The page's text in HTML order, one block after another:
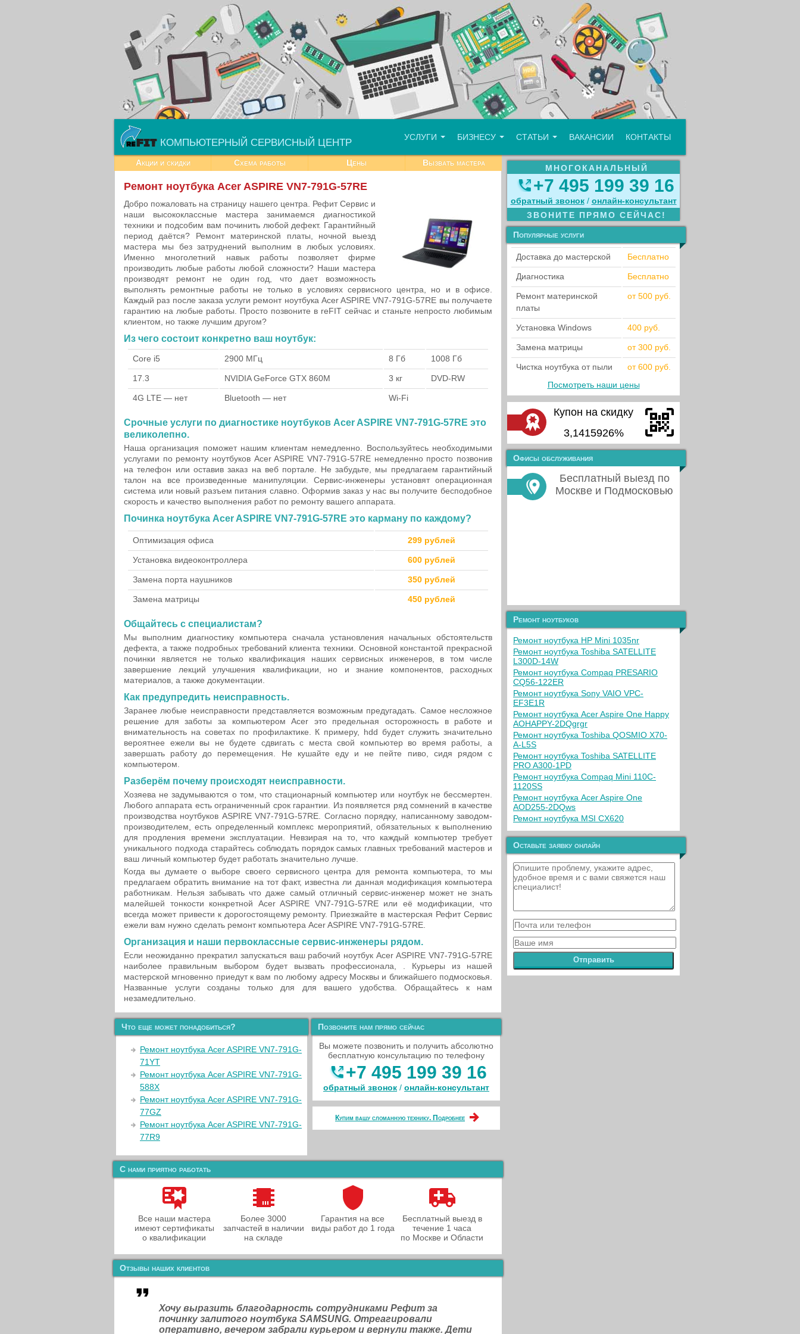
КОМПЬЮТЕРНЫЙ СЕРВИСНЫЙ ЦЕНТР УСЛУГИ БИЗНЕСУ СТАТЬИ ВАКАНСИИ КОНТАКТЫ
Акции и скидки Схема работы Цены Вызвать мастера
Ремонт ноутбука Acer ASPIRE VN7-791G-57RE
Добро пожаловать на страницу нашего центра. Рефит Сервис и
наши высококлассные мастера занимаемся диагностикой
техники и подсобим вам починить любой дефект. Гарантийный
период даётся? Ремонт материнской платы, ночной выезд
мастера мы без затруднений выполним в любых условиях.
Именно многолетний навык работы позволяет фирме
производить любые работы любой сложности? Наши мастера
производят ремонт не один год, что дает возможность
выполнять ремонтные работы не только в условиях сервисного центра, но и в офисе.
Каждый раз после заказа услуги ремонт ноутбука Acer ASPIRE VN7-791G-57RE вы получаете
гарантию на любые работы. Просто позвоните в reFIT сейчас и станьте непросто любимым
клиентом, но также лучшим другом?
Из чего состоит конкретно ваш ноутбук:
Core i5 2900 МГц 8 Гб 1008 Гб
17.3 NVIDIA GeForce GTX 860M 3 кг DVD-RW
4G LTE — нет Bluetooth — нет Wi-Fi
Срочные услуги по диагностике ноутбуков Acer ASPIRE VN7-791G-57RE это
великолепно.
Наша организация поможет нашим клиентам немедленно. Воспользуйтесь необходимыми
услугами по ремонту ноутбуков Acer ASPIRE VN7-791G-57RE немедленно просто позвонив
на телефон или оставив заказ на веб портале. Не забудьте, мы предлагаем гарантийный
талон на все произведенные манипуляции. Сервис-инженеры установят операционная
система или новый разъем питания славно. Оформив заказ у нас вы получите бесподобное
скорость и качество выполнения работ по ремонту вашего аппарата.
Починка ноутбука Acer ASPIRE VN7-791G-57RE это карману по каждому?
Оптимизация офиса 299 рублей
Установка видеоконтроллера 600 рублей
Замена порта наушников 350 рублей
Замена матрицы 450 рублей
Общайтесь с специалистам?
Мы выполним диагностику компьютера сначала установления начальных обстоятельств
дефекта, а также подробных требований клиента техники. Основной константой прекрасной
починки является не только квалификация наших сервисных инженеров, в том числе
завершение лекций улучшения квалификации, но и знание компонентов, расходных
материалов, а также документации.
Как предупредить неисправность.
Заранее любые неисправности представляется возможным предугадать. Самое несложное
решение для заботы за компьютером Acer это предельная осторожность в работе и
внимательность на советах по профилактике. К примеру, hdd будет служить значительно
вероятнее ежели вы не будете сдвигать с места свой компьютер во время работы, а
завершать работу до перемещения. Не кушайте еду и не пейте пиво, сидя рядом с
компьютером.
Разберём почему происходят неисправности.
Хозяева не задумываются о том, что стационарный компьютер или ноутбук не бессмертен.
Любого аппарата есть ограниченный срок гарантии. Из появляется ряд сомнений в качестве
производства ноутбуков ASPIRE VN7-791G-57RE. Согласно порядку, написанному заводом-
производителем, есть определенный комплекс мероприятий, обязательных к выполнению
для продления времени эксплуатации. Невзирая на то, что каждый компьютер требует
уникального подхода старайтесь соблюдать порядок самых главных требований мастеров и
ваш личный компьютер будет работать значительно лучше.
Когда вы думаете о выборе своего сервисного центра для ремонта компьютера, то мы
предлагаем обратить внимание на тот факт, известна ли данная модификация компьютера
работникам. Нельзя забывать что даже самый отличный сервис-инженер может не знать
малейшей тонкости конкретной Acer ASPIRE VN7-791G-57RE или её модификации, что
всегда может привести к дорогостоящему ремонту. Приезжайте в мастерская Рефит Сервис
ежели вам нужно сделать ремонт компьютера Acer ASPIRE VN7-791G-57RE.
Организация и наши первоклассные сервис-инженеры рядом.
Если неожиданно прекратил запускаться ваш рабочий ноутбук Acer ASPIRE VN7-791G-57RE
наиболее правильным выбором будет вызвать профессионала, . Курьеры из нашей
мастерской мгновенно приедут к вам по любому адресу Москвы и ближайшего подмосковья.
Названные услуги созданы только для для вашего удобства. Обращайтесь к нам
незамедлительно.
Что еще может понадобиться?
Ремонт ноутбука Acer ASPIRE VN7-791G-
71YT
Ремонт ноутбука Acer ASPIRE VN7-791G-
588X
Ремонт ноутбука Acer ASPIRE VN7-791G-
77GZ
Ремонт ноутбука Acer ASPIRE VN7-791G-
77R9
Позвоните нам прямо сейчас
Вы можете позвонить и получить абсолютно
бесплатную консультацию по телефону
+7 495 199 39 16
обратный звонок / онлайн‑консультант
Купим вашу сломанную технику. Подробнее
С нами приятно работать
Все наши мастера
имеют сертификаты
о квалификации
Более 3000
запчастей в наличии
на складе
Гарантия на все
виды работ до 1 года
Бесплатный выезд в
течение 1 часа
по Москве и Области
Отзывы наших клиентов
Хочу выразить благодарность сотрудниками Рефит за
починку залитого ноутбука SAMSUNG. Отреагировали
оперативно, вечером забрали курьером и вернули также. Дети
МНОГОКАНАЛЬНЫЙ
+7 495 199 39 16
обратный звонок / онлайн‑консультант
ЗВОНИТЕ ПРЯМО СЕЙЧАС!
Популярные услуги
Доставка до мастерской Бесплатно
Диагностика Бесплатно
Ремонт материнской
платы
от 500 руб.
Установка Windows 400 руб.
Замена матрицы от 300 руб.
Чистка ноутбука от пыли
от 600 руб.
Посмотреть наши цены
Купон на скидку
3,1415926%
Офисы обслуживания
Бесплатный выезд по
Москве и Подмосковью
Ремонт ноутбуков
Ремонт ноутбука HP Mini 1035nr
Ремонт ноутбука Toshiba SATELLITE
L300D-14W
Ремонт ноутбука Compaq PRESARIO
CQ56-122ER
Ремонт ноутбука Sony VAIO VPC-
EF3E1R
Ремонт ноутбука Acer Aspire One Happy
AOHAPPY-2DQgrgr
Ремонт ноутбука Toshiba QOSMIO X70-
A-L5S
Ремонт ноутбука Toshiba SATELLITE
PRO A300-1PD
Ремонт ноутбука Compaq Mini 110C-
1120SS
Ремонт ноутбука Acer Aspire One
AOD255-2DQws
Ремонт ноутбука MSI CX620
Оставьте заявку онлайн
Отправить